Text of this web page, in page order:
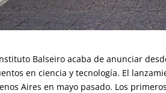
Balseiro acaba de anunciar
en ciencia y tecnología. El
Aires en mayo pasado. Los